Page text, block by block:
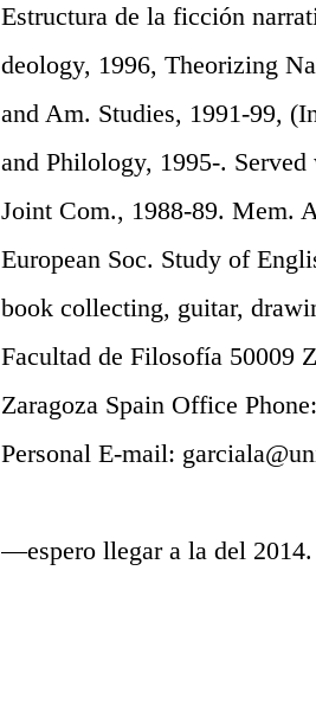
Estructura de la ficción
deology, 1996, Theorizing
and Am. Studies, 1991-99,
and Philology, 1995-.
Joint Com., 1988-89. Mem.
European Soc. Study of
book collecting, guitar,
Facultad de Filosofía 50009
Zaragoza Spain Office
Personal E-mail:
—espero llegar a la del